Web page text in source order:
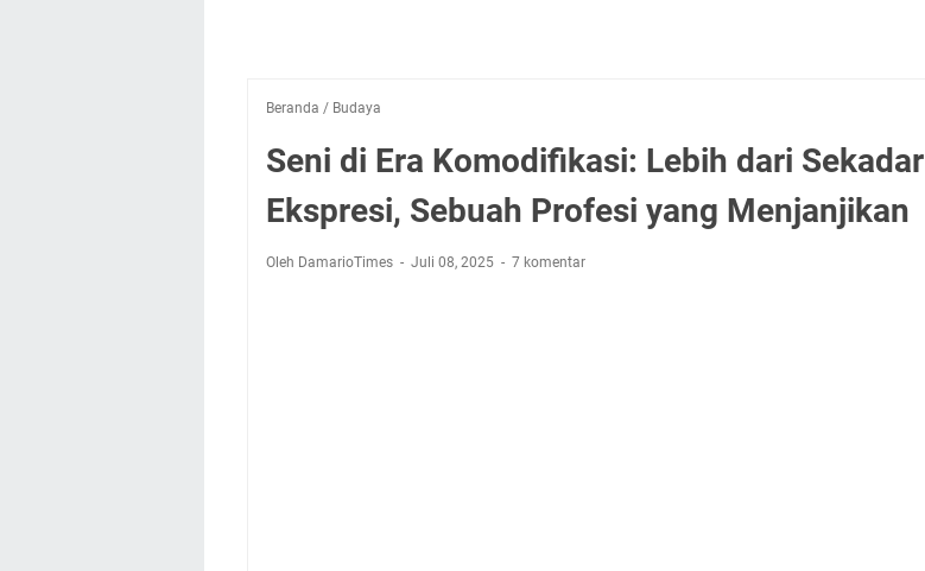
Beranda / Budaya
Seni di Era Komodifikasi: Lebih dari Sekadar
Ekspresi, Sebuah Profesi yang Menjanjikan
Oleh DamarioTimes Juli 08, 2025 7 komentar